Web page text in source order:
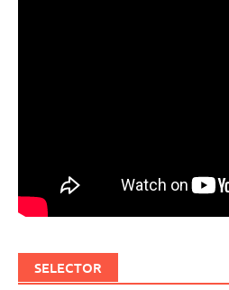
SELECTOR